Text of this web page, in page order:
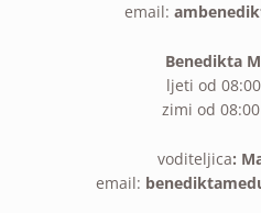
email:
Benedikta
ljeti od
zimi od
voditeljica:
email: